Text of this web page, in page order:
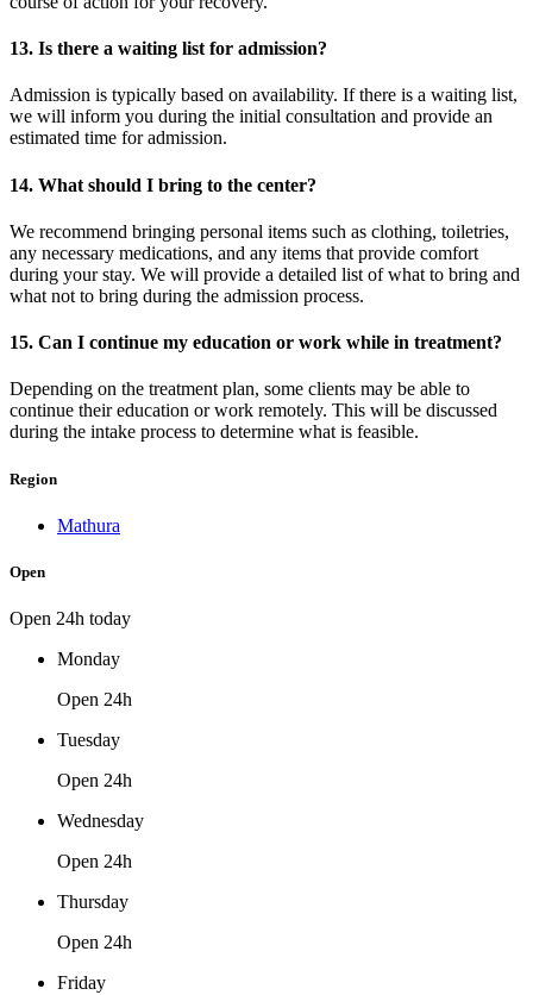
13. Is there a waiting list for admission?
Admission is typically based on availability. If there is a waiting list,
we will inform you during the initial consultation and provide an
estimated time for admission.
14. What should I bring to the center?
We recommend bringing personal items such as clothing, toiletries,
any necessary medications, and any items that provide comfort
during your stay. We will provide a detailed list of what to bring and
what not to bring during the admission process.
15. Can I continue my education or work while in treatment?
Depending on the treatment plan, some clients may be able to
continue their education or work remotely. This will be discussed
during the intake process to determine what is feasible.
Region
Mathura
Open
Open 24h today
Monday
Open 24h
Tuesday
Open 24h
Wednesday
Open 24h
Thursday
Open 24h
Friday